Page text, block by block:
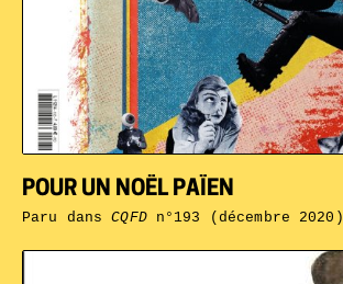
POUR UN NOËL PAÏEN
Paru dansCQFDn°193 (décembre 2020)